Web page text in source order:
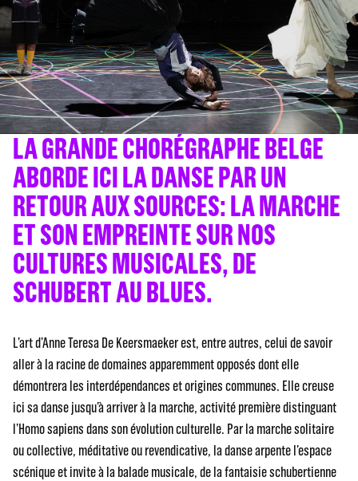
LA GRANDE CHORÉGRAPHE BELGE
ABORDE ICI LA DANSE PAR UN
RETOUR AUX SOURCES: LA MARCHE
ET SON EMPREINTE SUR NOS
CULTURES MUSICALES, DE
SCHUBERT AU BLUES.
L’art d’Anne Teresa De Keersmaeker est, entre autres, celui de savoir
aller à la racine de domaines apparemment opposés dont elle
démontrera les interdépendances et origines communes. Elle creuse
ici sa danse jusqu’à arriver à la marche, activité première distinguant
l’Homo sapiens dans son évolution culturelle. Par la marche solitaire
ou collective, méditative ou revendicative, la danse arpente l’espace
scénique et invite à la balade musicale, de la fantaisie schubertienne